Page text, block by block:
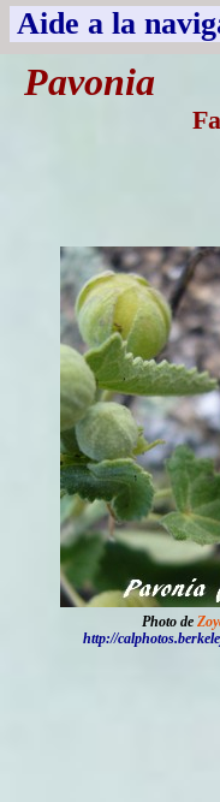
Aide a la
Pavonia
Photo de
http://